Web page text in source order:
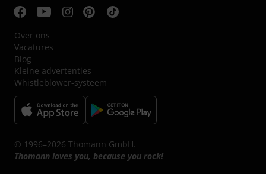
Over ons
Vacatures
Blog
Kleine advertenties
Whistleblower-systeem
© 1996–2026 Thomann GmbH.
Thomann loves you, because you rock!